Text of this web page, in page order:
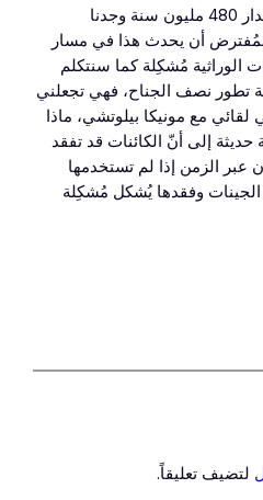
بل وعلى العكس تماماً على مدار 480 مليون سنة وجدنا
أن يحدث هذا في مسار
الوراثية مُشكِلة كما سنتكلم
تطور نصف الجناح، فهي تجعلني
مع مونيكا بيلوتشي، ماذا
إلى أنّ الكائنات قد تفقد
عبر الزمن إذا لم تستخدمها
وفقدها يُشكل مُشكِلة
لتضيف تعليقاً.